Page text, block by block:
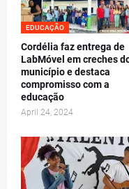
EDUCAÇÃO
Cordélia faz entrega de
LabMóvel em creches
município e destaca
compromisso com a
educação
April 24, 2024